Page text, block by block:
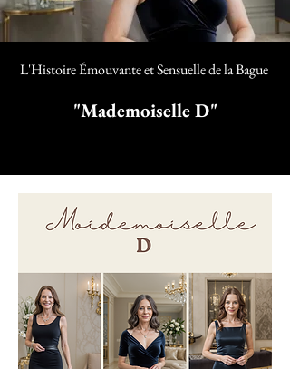
L'Histoire Émouvante et Sensuelle de la Bague
"Mademoiselle D"